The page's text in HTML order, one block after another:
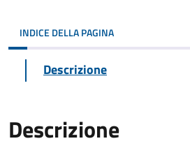
INDICE DELLA PAGINA
Descrizione
Descrizione